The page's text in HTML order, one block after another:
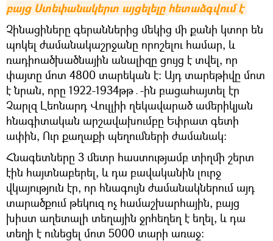
բայց Ստեփանակերտ այցելելը հետաձգվում է
Չինացիները գերաններից մեկից մի քանի կտոր են
պոկել ժամանակաշրջանը որոշելու համար, և
ռադիոածխածնային անալիզը ցույց է տվել, որ
փայտը մոտ 4800 տարեկան է։ Այդ տարեթիվը մոտ
է նրան, որը 1922-1934թթ․-ին բացահայտել էր
Չարլզ Լեոնարդ Վուլլիի ղեկավարած ամերիկյան
հնագիտական արշավախումբը Եփրատ գետի
ափին, Ուր քաղաքի պեղումների ժամանակ։
Հնագետները 3 մետր հաստությամբ տիղմի շերտ
էին հայտնաբերել, և դա բավականին լուրջ
վկայություն էր, որ հնագույն ժամանակներում այդ
տարածքում թեկուզ ոչ համաշխարհային, բայց
խիստ աղետալի տեղային ջրհեղեղ է եղել, և դա
տեղի է ունեցել մոտ 5000 տարի առաջ։